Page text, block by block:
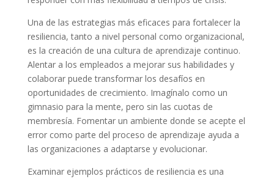
Una de las estrategias más eficaces para fortalecer la
resiliencia, tanto a nivel personal como organizacional,
es la creación de una cultura de aprendizaje continuo.
Alentar a los empleados a mejorar sus habilidades y
colaborar puede transformar los desafíos en
oportunidades de crecimiento. Imagínalo como un
gimnasio para la mente, pero sin las cuotas de
membresía. Fomentar un ambiente donde se acepte el
error como parte del proceso de aprendizaje ayuda a
las organizaciones a adaptarse y evolucionar.
Examinar ejemplos prácticos de resiliencia es una